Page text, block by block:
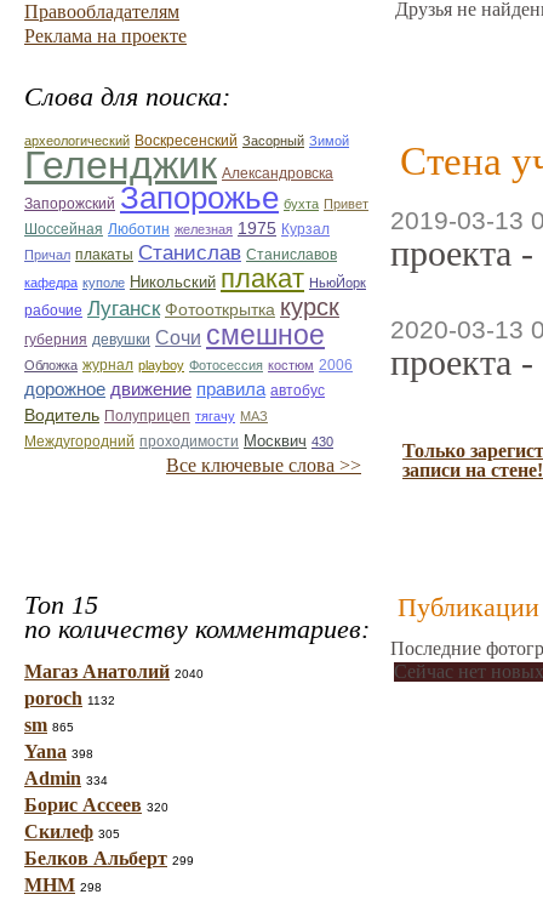
Правообладателям
Реклама на проекте
Слова для поиска:
археологический Воскресенский Засорный Зимой
Геленджик Александровска
Запорожский Запорожье бухта Привет
Шоссейная Люботин железная 1975 Курзал
Причал плакаты Станислав Станиславов
кафедра куполе Никольский плакат НьюЙорк
рабочие Луганск Фотооткрытка курск
губерния девушки Сочи смешное
Обложка журнал playboy Фотосессия костюм 2006
дорожное движение правила автобус
Водитель Полуприцеп тягачу МАЗ
Междугородний проходимости Москвич 430
Все ключевые слова >>
Топ 15
по количеству комментариев:
Магаз Анатолий 2040
poroch 1132
sm 865
Yana 398
Admin 334
Борис Ассеев 320
Скилеф 305
Белков Альберт 299
МНМ 298
Друзья не
Стена
2019-03-13
проекта
2020-03-13
проекта
Только
записи на стене!
Публикации
Последние
Сейчас нет